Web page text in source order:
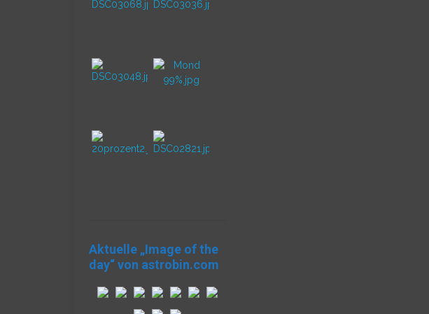
Aktuelle „Image of the
day“ von astrobin.com